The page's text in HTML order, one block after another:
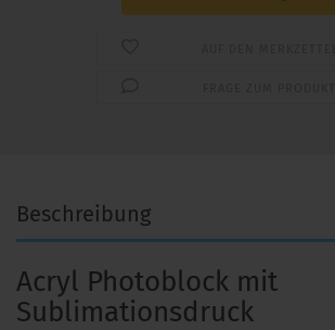
Beschreibung
Acryl Photoblock mit
Sublimationsdruck